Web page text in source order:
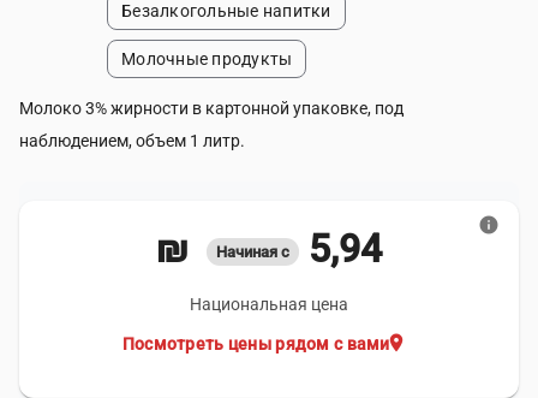
Безалкогольные напитки
Молочные продукты
Молоко 3% жирности в картонной упаковке, под
наблюдением, объем 1 литр.
Начиная с 5,94 ₪
Национальная цена
location_on
Посмотреть цены рядом с вами
info